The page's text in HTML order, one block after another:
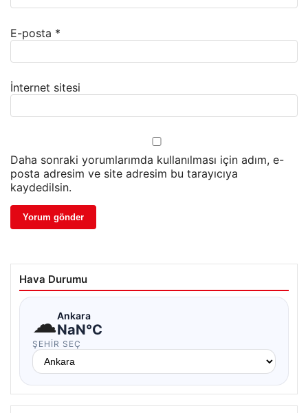
E-posta *
İnternet sitesi
Daha sonraki yorumlarımda kullanılması için adım, e-
posta adresim ve site adresim bu tarayıcıya
kaydedilsin.
Hava Durumu
☁Ankara
NaN°C
ŞEHIR SEÇ